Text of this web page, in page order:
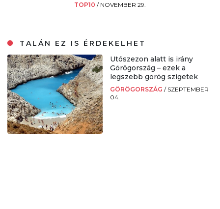
TOP10 / NOVEMBER 29.
TALÁN EZ IS ÉRDEKELHET
Utószezon alatt is irány
Görögország – ezek a
legszebb görög szigetek
GÖRÖGORSZÁG / SZEPTEMBER
04.